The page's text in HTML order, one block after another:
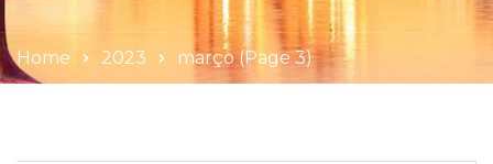
Home 2023 março(Page 3)